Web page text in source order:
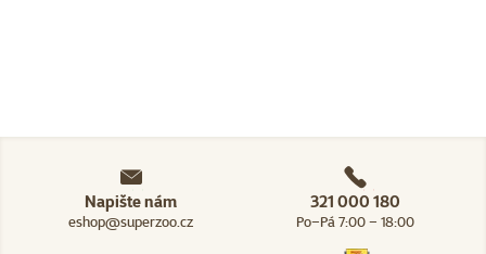
Napište nám
eshop@superzoo.cz
321 000 180
Po–Pá 7:00 – 18:00